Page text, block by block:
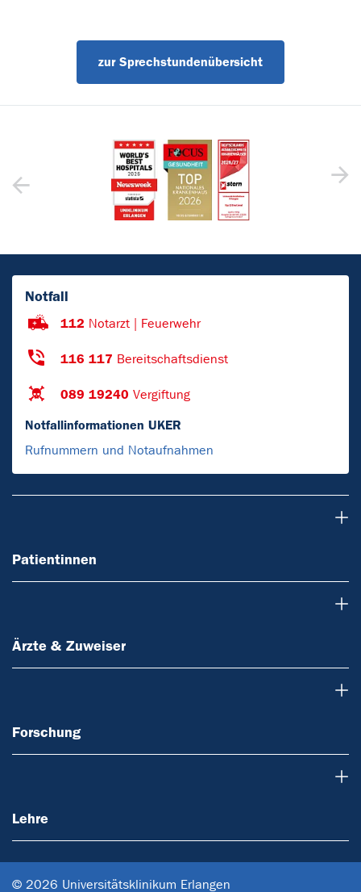
zur Sprechstundenübersicht
Notfall
112 Notarzt | Feuerwehr
116 117 Bereitschaftsdienst
089 19240 Vergiftung
Notfallinformationen UKER
Rufnummern und Notaufnahmen
Patientinnen
Ärzte & Zuweiser
Forschung
Lehre
© 2026 Universitätsklinikum Erlangen